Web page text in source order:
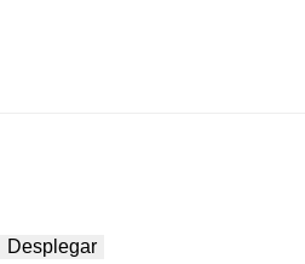
Desplegar